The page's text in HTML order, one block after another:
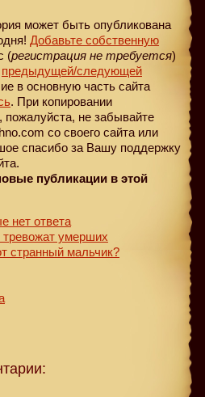
может быть опубликована
Добавьте собственную
(регистрация не требуется)
предыдущей/следующей
в основную часть сайта
. При копировании
пожалуйста, не забывайте
со своего сайта или
спасибо за Вашу поддержку
публикации в этой
нет ответа
умерших
странный мальчик?